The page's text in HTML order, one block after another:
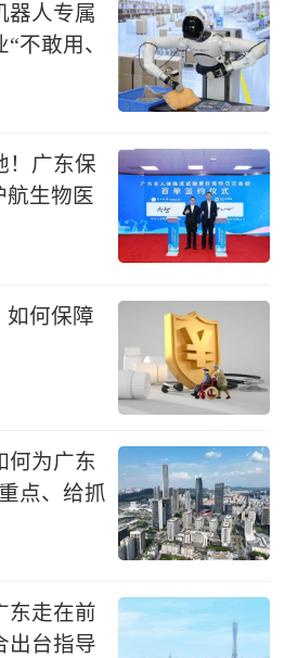
器人专属
不敢用、
！广东保
航生物医
如何保障
何为广东
点、给抓
东走在前
出台指导